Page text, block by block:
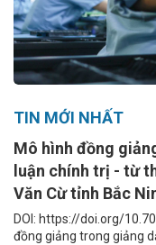
TIN MỚI NHẤT
Mô hình đồng
luận chính trị - từ
Văn Cừ tỉnh Bắc
DOI: https://doi.org/
đồng giảng trong giảng